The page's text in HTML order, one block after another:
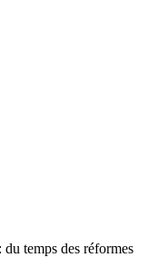
temps des réformes